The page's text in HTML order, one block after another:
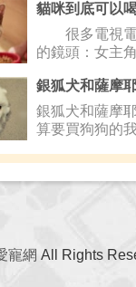
貓咪到底可以
很多電視電
的鏡頭：女主
銀狐犬和薩摩
算要買狗狗的
寵網 All Rights